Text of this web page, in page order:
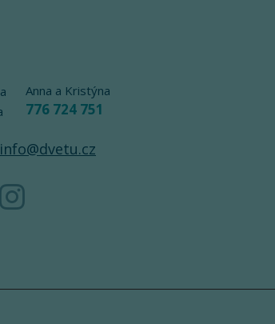
Anna a Kristýna
776 724 751
info@dvetu.cz